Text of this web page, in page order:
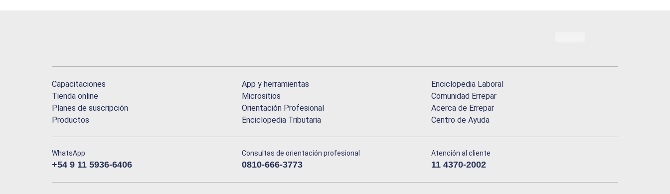
Capacitaciones
Tienda online
Planes de suscripción
Productos
App y herramientas
Micrositios
Orientación Profesional
Enciclopedia Tributaria
Enciclopedia Laboral
Comunidad Errepar
Acerca de Errepar
Centro de Ayuda
WhatsApp
+54 9 11 5936-6406
Consultas de orientación profesional
0810-666-3773
Atención al cliente
11 4370-2002